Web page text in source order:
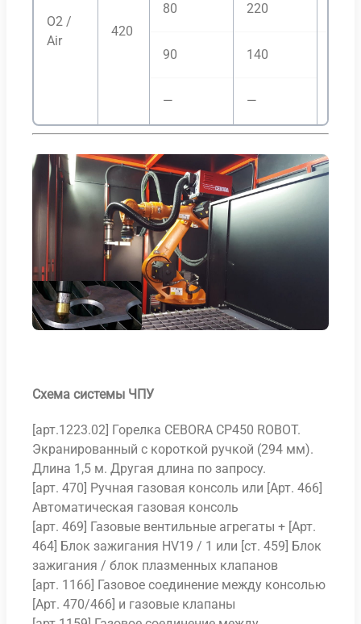
O2 /
Air
420
80
220
90
140
—
—
Схема системы ЧПУ
[арт.1223.02] Горелка CEBORA CP450 ROBOT.
Экранированный с короткой ручкой (294 мм).
Длина 1,5 м. Другая длина по запросу.
[арт. 470] Ручная газовая консоль или [Арт. 466]
Автоматическая газовая консоль
[арт. 469] Газовые вентильные агрегаты + [Арт.
464] Блок зажигания HV19 / 1 или [ст. 459] Блок
зажигания / блок плазменных клапанов
[арт. 1166] Газовое соединение между консолью
[Арт. 470/466] и газовые клапаны